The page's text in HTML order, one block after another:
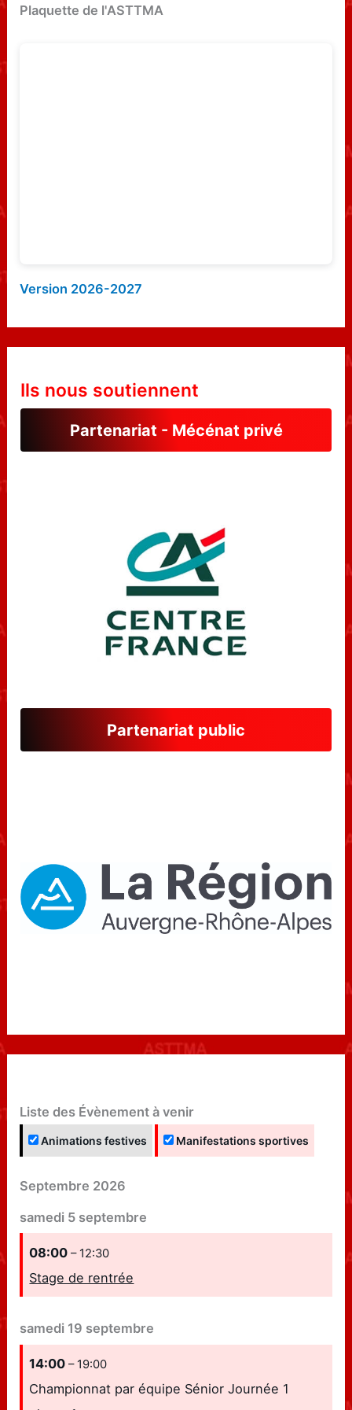
Plaquette de l'ASTTMA
Version 2026-2027
Ils nous soutiennent
Partenariat - Mécénat privé
Partenariat public
Liste des Évènement à venir
Animations festives Manifestations sportives
Septembre 2026
samedi 5 septembre
08:00– 12:30
Stage de rentrée
samedi 19 septembre
14:00– 19:00
Championnat par équipe Sénior Journée 1